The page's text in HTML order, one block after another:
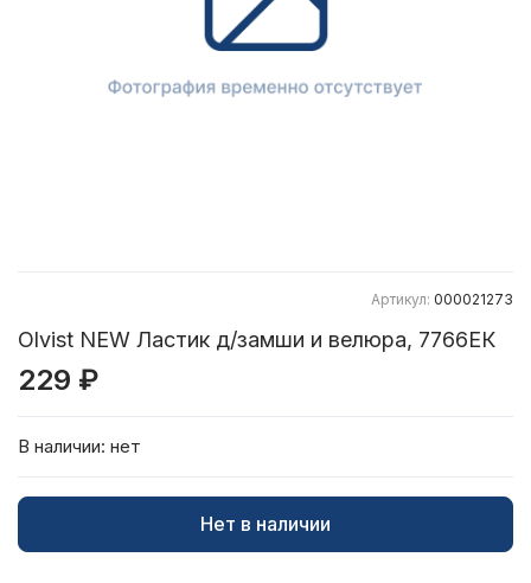
Артикул: 000021273
Olvist NEW Ластик д/замши и велюра, 7766ЕК
229 ₽
В наличии: нет
Нет в наличии